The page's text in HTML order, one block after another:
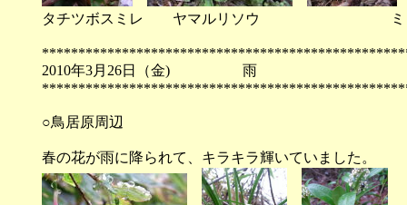
タチツボスミレ ヤマルリソウ ミミガ
2010年3月26日（金)
○鳥居原周辺
春の花が雨に降られて、キラキラ輝いていました。